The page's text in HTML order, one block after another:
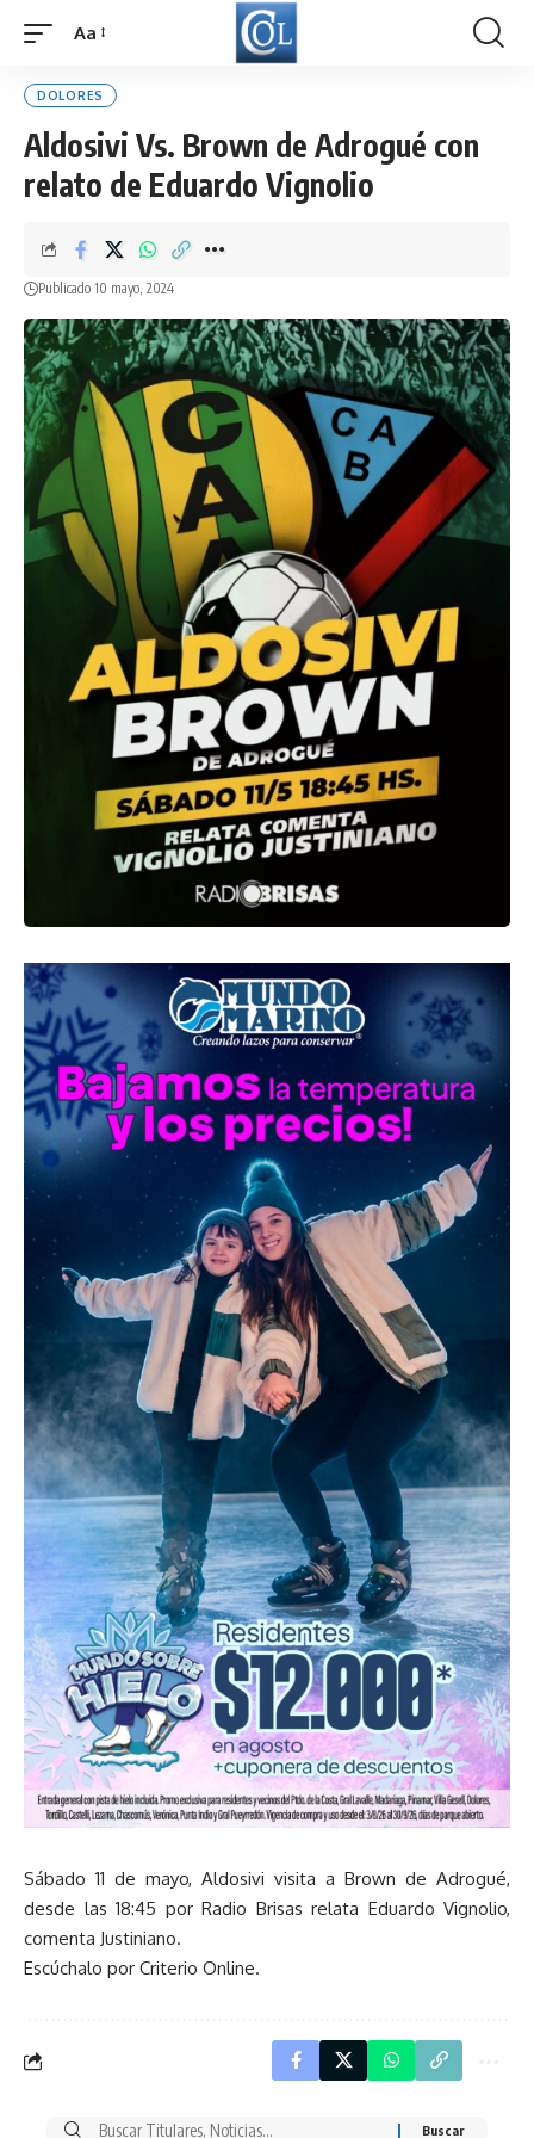
Font
Aa
DOLORES
Aldosivi Vs. Brown de Adrogué con
relato de Eduardo Vignolio
Publicado 10 mayo, 2024
Sábado 11 de mayo, Aldosivi visita a Brown de Adrogué,
desde las 18:45 por Radio Brisas relata Eduardo Vignolio,
comenta Justiniano.
Escúchalo por Criterio Online.
Buscar